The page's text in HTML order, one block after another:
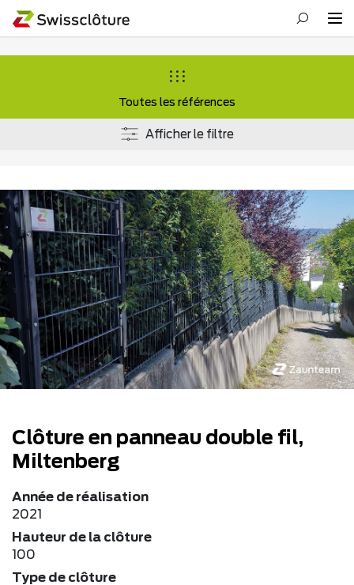
Toutes les références
Afficher le filtre
Clôture en panneau double fil,
Miltenberg
Année de réalisation
2021
Hauteur de la clôture
100
Type de clôture